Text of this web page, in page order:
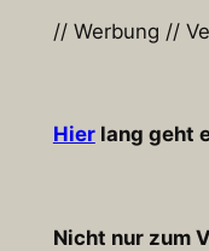
// Werbung //
Hierlang geht
Nicht nur zum